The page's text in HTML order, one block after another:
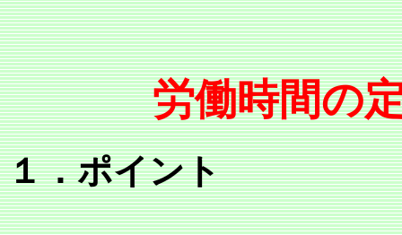
労働時間の
１．ポイント